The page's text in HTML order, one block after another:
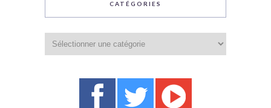
CATÉGORIES